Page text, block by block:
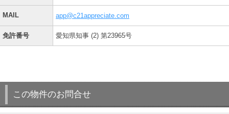
MAIL app@c21appreciate.com
免許番号 愛知県知事 (2) 第23965号
この物件のお問合せ